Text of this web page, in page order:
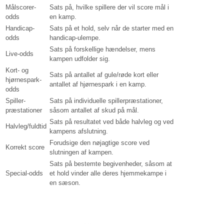
Målscorer-
odds
Sats på, hvilke spillere der vil score mål i
en kamp.
Handicap-
odds
Sats på et hold, selv når de starter med en
handicap-ulempe.
Live-odds
Sats på forskellige hændelser, mens
kampen udfolder sig.
Kort- og
hjørnespark-
odds
Sats på antallet af gule/røde kort eller
antallet af hjørnespark i en kamp.
Spiller-
præstationer
Sats på individuelle spillerpræstationer,
såsom antallet af skud på mål.
Halvleg/fuldtid
Sats på resultatet ved både halvleg og ved
kampens afslutning.
Korrekt score
Forudsige den nøjagtige score ved
slutningen af kampen.
Special-odds
Sats på bestemte begivenheder, såsom at
et hold vinder alle deres hjemmekampe i
en sæson.